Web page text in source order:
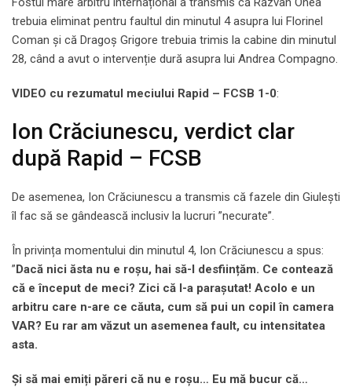
trebuia eliminat pentru faultul din minutul 4 asupra lui Florinel
Coman și că Dragoș Grigore trebuia trimis la cabine din minutul
28, când a avut o intervenție dură asupra lui Andrea Compagno.
VIDEO cu rezumatul meciului Rapid – FCSB 1-0:
Ion Crăciunescu, verdict clar
după Rapid – FCSB
De asemenea, Ion Crăciunescu a transmis că fazele din Giulești
îl fac să se gândească inclusiv la lucruri ”necurate”.
În privința momentului din minutul 4, Ion Crăciunescu a spus:
”Dacă nici ăsta nu e roșu, hai să-l desființăm. Ce contează
că e început de meci? Zici că l-a parașutat! Acolo e un
arbitru care n-are ce căuta, cum să pui un copil în camera
VAR? Eu rar am văzut un asemenea fault, cu intensitatea
asta.
Și să mai emiți păreri că nu e roșu… Eu mă bucur că…